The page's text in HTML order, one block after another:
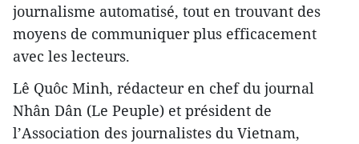
journalisme automatisé, tout en trouvant des
moyens de communiquer plus efficacement
avec les lecteurs.
Lê Quôc Minh, rédacteur en chef du journal
Nhân Dân (Le Peuple) et président de
l’Association des journalistes du Vietnam,